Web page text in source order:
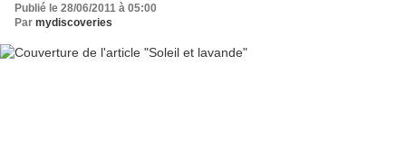
Publié le 28/06/2011 à 05:00
Par mydiscoveries